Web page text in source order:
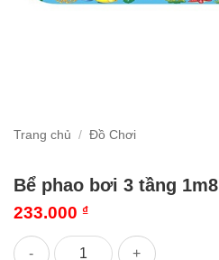
Trang chủ / Đồ Chơi
Bể phao bơi 3 tầng 1m8
233.000 ₫
Bể phao bơi 3 tầng 1m8 số lượng